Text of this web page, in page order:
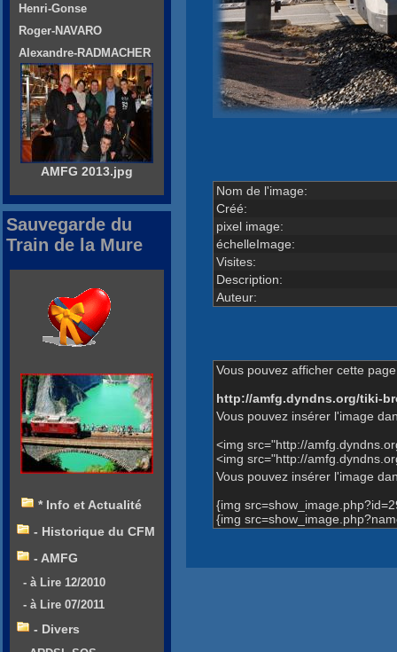
Nom de l'image:
Créé:
pixel image:
échelleImage:
Visites:
Description:
Auteur:
Vous pouvez afficher cette
http://amfg.dyndns.org/tiki-
Vous pouvez insérer l'image
<img src="http://
<img src="http://
Vous pouvez insérer l'image
{img
{img
Henri-Gonse
Roger-NAVARO
Alexandre-RADMACHER
AMFG 2013.jpg
Sauvegarde du
Train de la Mure
* Info et Actualité
- Historique du CFM
- AMFG
- à Lire 12/2010
- à Lire 07/2011
- Divers